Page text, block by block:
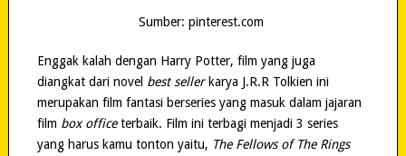
Sumber: pinterest.com
Enggak kalah dengan Harry Potter, film yang juga
diangkat dari novel best sellerkarya J.R.R Tolkien ini
merupakan film fantasi berseries yang masuk dalam jajaran
film box officeterbaik. Film ini terbagi menjadi 3 series
yang harus kamu tonton yaitu, The Fellows of The Rings